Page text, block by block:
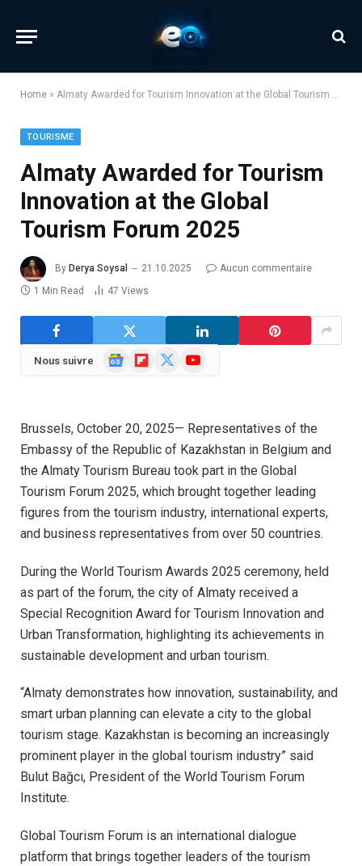
Home » Almaty Awarded for Tourism Innovation at the Global Tourism Forum 2025
TOURISME
Almaty Awarded for Tourism
Innovation at the Global
Tourism Forum 2025
By Derya Soysal 21.10.2025
Aucun commentaire
1 Min Read
47 Views
Nous suivre
GoogleFlipboard YouTube
Brussels, October 20, 2025— Representatives of the
Embassy of the Republic of Kazakhstan in Belgium and
the Almaty Tourism Bureau took part in the Global
Tourism Forum 2025, which brought together leading
figures from the tourism industry, international experts,
and business representatives from over 50 countries.
During the World Tourism Awards 2025 ceremony, held
as part of the forum, the city of Almaty received a
Special Recognition Award for Tourism Innovation and
Urban Transformation, highlighting its achievements in
sustainable development and urban tourism.
“Almaty demonstrates how innovation, sustainability, and
smart urban planning can elevate a city to the global
tourism stage. Kazakhstan is becoming an increasingly
prominent player in the global tourism industry” said
Bulut Bağcı, President of the World Tourism Forum
Institute.
Global Tourism Forum is an international dialogue
platform that brings together leaders of the tourism